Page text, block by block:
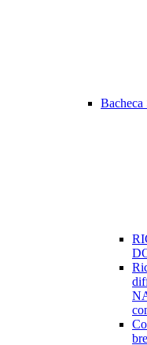
Bacheca